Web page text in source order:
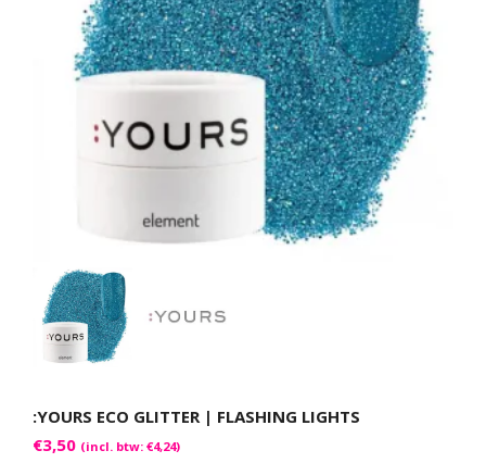
:YOURS ECO GLITTER | FLASHING LIGHTS
€3,50 (incl. btw: €4,24)